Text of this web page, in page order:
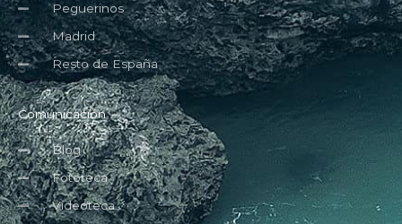
Peguerinos
Madrid
Resto de España
Comunicación
Blog
Fototeca
Videoteca